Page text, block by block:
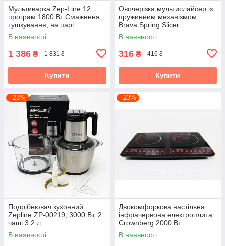
Мультиварка Zep-Line 12
програм 1800 Вт Смаження,
тушкування, на парі,
йогуртниця
В наявності
1 386 ₴ 1 831 ₴
Купити
Овочерізка мультислайсер із
пружинним механізмом
Brava Spring Slicer
В наявності
316 ₴ 416 ₴
Купити
–23%
Подрібнювач кухонний
Zepline ZP-00219, 3000 Вт, 2
чаші 3.2 л
В наявності
–23%
Двокомфоркова настільна
інфрачервона електроплита
Crownberg 2000 Вт
В наявності